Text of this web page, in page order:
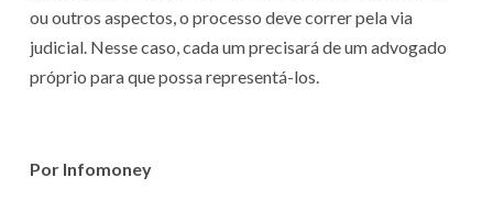
ou outros aspectos, o processo deve correr pela via
judicial. Nesse caso, cada um precisará de um advogado
próprio para que possa representá-los.
Por Infomoney